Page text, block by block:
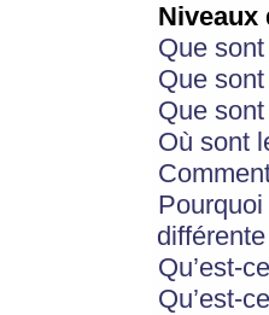
Niveaux
Que
Que
Que
Où sont
Qu’est-
Qu’est-